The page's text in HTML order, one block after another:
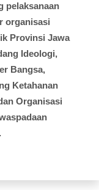
pelaksanaan
organisasi
Provinsi Jawa
Ideologi,
Bangsa,
Ketahanan
Organisasi